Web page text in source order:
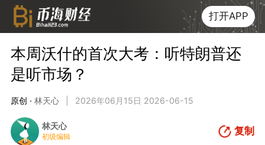
打开APP
本周沃什的首次大考：听特朗普还
是听市场？
原创 · 林天心 2026年06月15日 2026-06-15
林天心
初级编辑 复制